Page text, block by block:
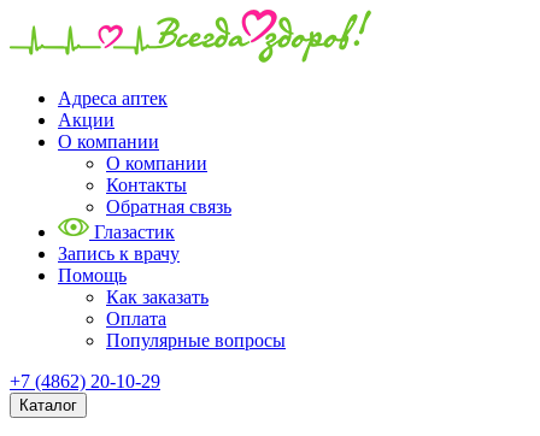
Адреса аптек
Акции
О компании
О компании
Контакты
Обратная связь
Глазастик
Запись к врачу
Помощь
Как заказать
Оплата
Популярные вопросы
+7 (4862) 20-10-29
Каталог